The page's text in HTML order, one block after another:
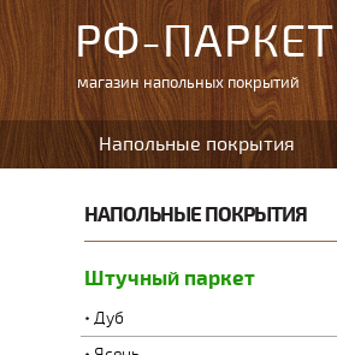
РФ-ПАРКЕТ
магазин напольных покрытий
Напольные покрытия
НАПОЛЬНЫЕ ПОКРЫТИЯ
Штучный паркет
Дуб